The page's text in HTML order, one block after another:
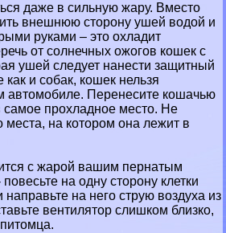
даже в сильную жару. Вместо
внешнюю сторону ушей водой и
руками – это охладит
от солнечных ожогов кошек с
ушей следует нанести защитный
как и собак, кошек нельзя
автомобиле. Перенесите кошачью
самое прохладное место. Не
места, на котором она лежит в
с жарой вашим пернатым
на одну сторону клетки
на него струю воздуха из
вентилятор слишком близко,